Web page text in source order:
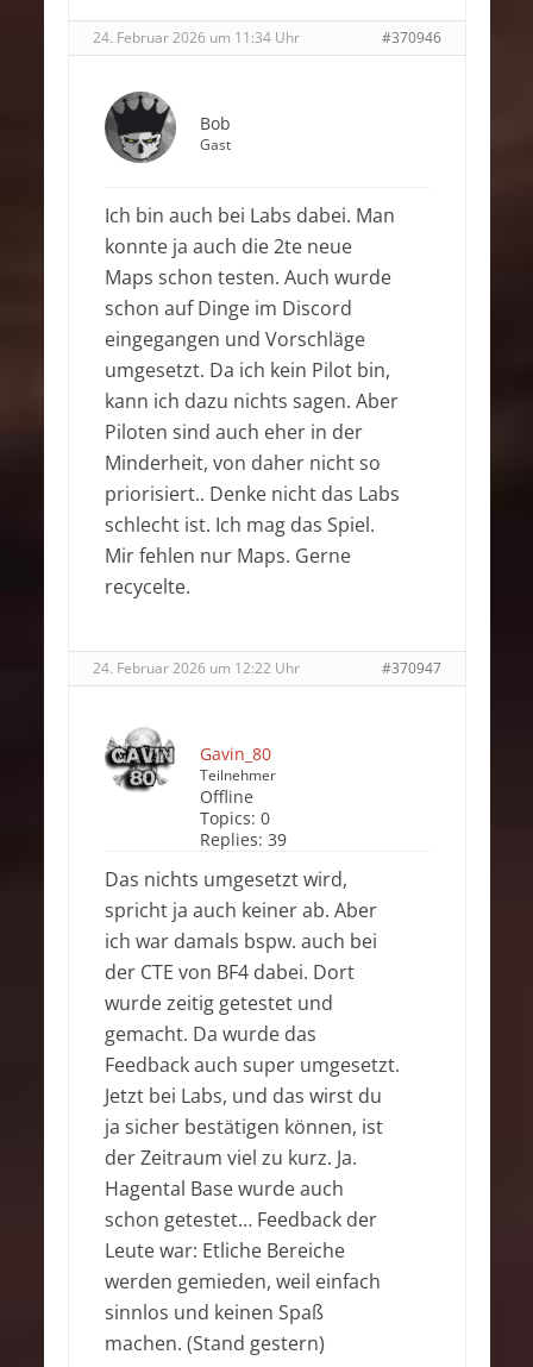
24. Februar 2026 um 11:34 Uhr #370946
Bob
Gast
Ich bin auch bei Labs dabei. Man
konnte ja auch die 2te neue
Maps schon testen. Auch wurde
schon auf Dinge im Discord
eingegangen und Vorschläge
umgesetzt. Da ich kein Pilot bin,
kann ich dazu nichts sagen. Aber
Piloten sind auch eher in der
Minderheit, von daher nicht so
priorisiert.. Denke nicht das Labs
schlecht ist. Ich mag das Spiel.
Mir fehlen nur Maps. Gerne
recycelte.
24. Februar 2026 um 12:22 Uhr #370947
Gavin_80
Teilnehmer
Offline
Topics: 0
Replies: 39
Das nichts umgesetzt wird,
spricht ja auch keiner ab. Aber
ich war damals bspw. auch bei
der CTE von BF4 dabei. Dort
wurde zeitig getestet und
gemacht. Da wurde das
Feedback auch super umgesetzt.
Jetzt bei Labs, und das wirst du
ja sicher bestätigen können, ist
der Zeitraum viel zu kurz. Ja.
Hagental Base wurde auch
schon getestet… Feedback der
Leute war: Etliche Bereiche
werden gemieden, weil einfach
sinnlos und keinen Spaß
machen. (Stand gestern)